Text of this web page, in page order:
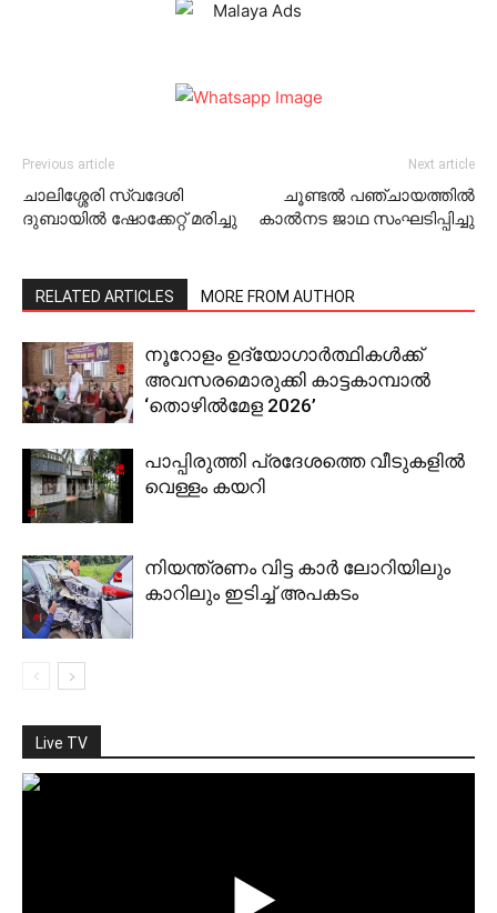
Previous article
ചാലിശ്ശേരി സ്വദേശി
ദുബായില്‍ ഷോക്കേറ്റ് മരിച്ചു
Next article
ചൂണ്ടല്‍ പഞ്ചായത്തില്‍
കാല്‍നട ജാഥ സംഘടിപ്പിച്ചു
RELATED ARTICLES MORE FROM AUTHOR
നൂറോളം ഉദ്യോഗാര്‍ത്ഥികള്‍ക്ക്
അവസരമൊരുക്കി കാട്ടകാമ്പാല്‍
‘തൊഴില്‍മേള 2026’
പാപ്പിരുത്തി പ്രദേശത്തെ വീടുകളില്‍
വെള്ളം കയറി
നിയന്ത്രണം വിട്ട കാര്‍ ലോറിയിലും
കാറിലും ഇടിച്ച് അപകടം
Live TV